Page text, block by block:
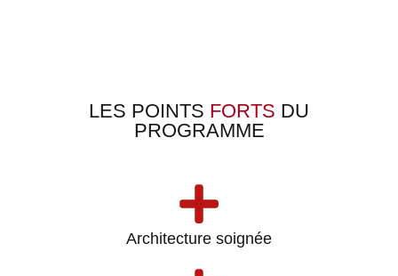
LES POINTS FORTS DU
PROGRAMME
Architecture soignée